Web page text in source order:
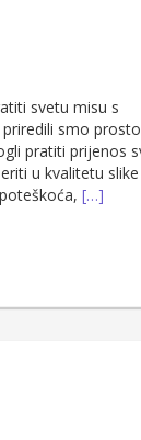
svetu misu s
smo
pratiti prijenos
u kvalitetu slike
[…]